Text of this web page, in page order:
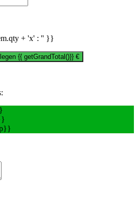
+ 'x' : '' }}
{{ getGrandTotal()}} €